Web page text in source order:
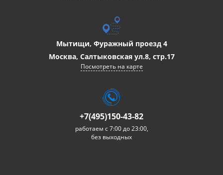
Мытищи, Фуражный проезд 4
Москва, Салтыковская ул.8, стр.17
Посмотреть на карте
+7(495)150-43-82
работаем с 7:00 до 23:00,
без выходных